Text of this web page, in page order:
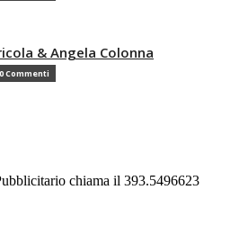
& Angela Colonna
0 Commenti
chiama il 393.5496623